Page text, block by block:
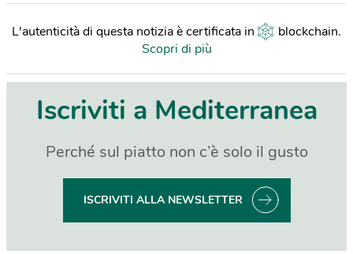
L'autenticità di questa notizia è certificata in blockchain.
Scopri di più
Iscriviti a Mediterranea
Perché sul piatto non c’è solo il gusto
ISCRIVITI ALLA NEWSLETTER